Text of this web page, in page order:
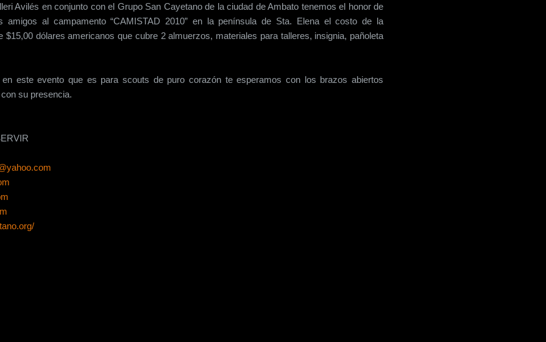
Avilés en conjunto con el Grupo San Cayetano de la ciudad de Ambato tenemos el honor de
amigos al campamento “CAMISTAD 2010” en la península de Sta. Elena el costo de la
$15,00 dólares americanos que cubre 2 almuerzos, materiales para talleres, insignia, pañoleta
en este evento que es para scouts de puro corazón te esperamos con los brazos abiertos
su presencia.